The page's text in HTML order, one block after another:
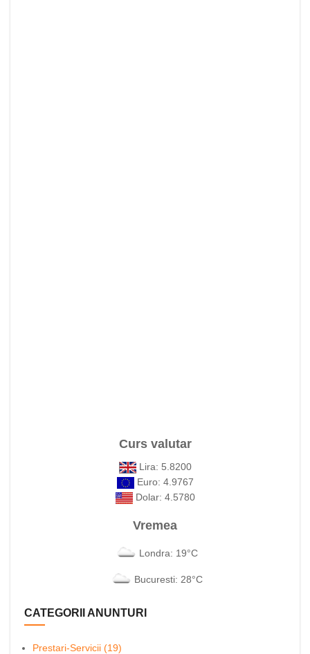
Curs valutar
Lira: 5.8200
Euro: 4.9767
Dolar: 4.5780
Vremea
Londra: 19°C
Bucuresti: 28°C
CATEGORII ANUNTURI
Prestari-Servicii (19)